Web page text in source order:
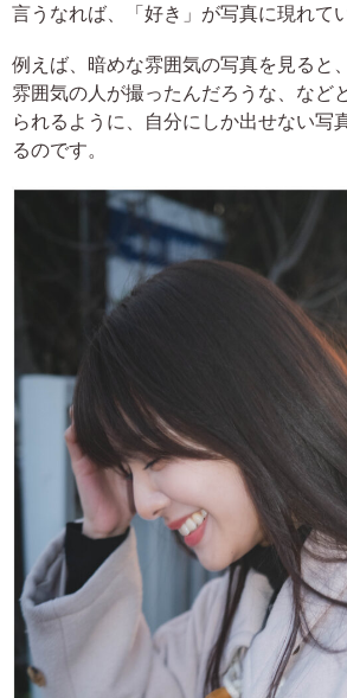
言うなれば、「好き」が写真に現れて
例えば、暗めな雰囲気の写真を見ると
雰囲気の人が撮ったんだろうな、など
られるように、自分にしか出せない写
るのです。